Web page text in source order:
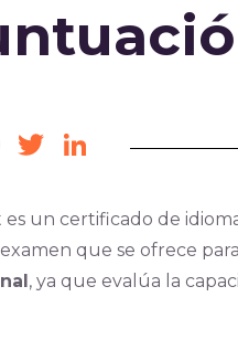
Facebook
TwitterLinkedIn
un certificado de
que se ofrece
, ya que evalúa la